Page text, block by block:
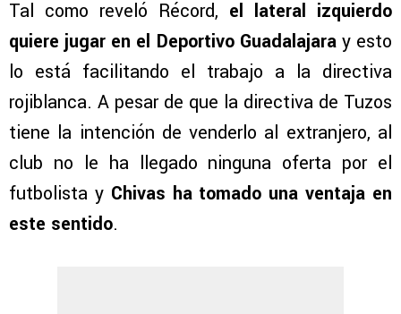
Tal como reveló Récord, el lateral izquierdo
quiere jugar en el Deportivo Guadalajaray esto
lo está facilitando el trabajo a la directiva
rojiblanca. A pesar de que la directiva de Tuzos
tiene la intención de venderlo al extranjero, al
club no le ha llegado ninguna oferta por el
futbolista y Chivas ha tomado una ventaja en
este sentido.